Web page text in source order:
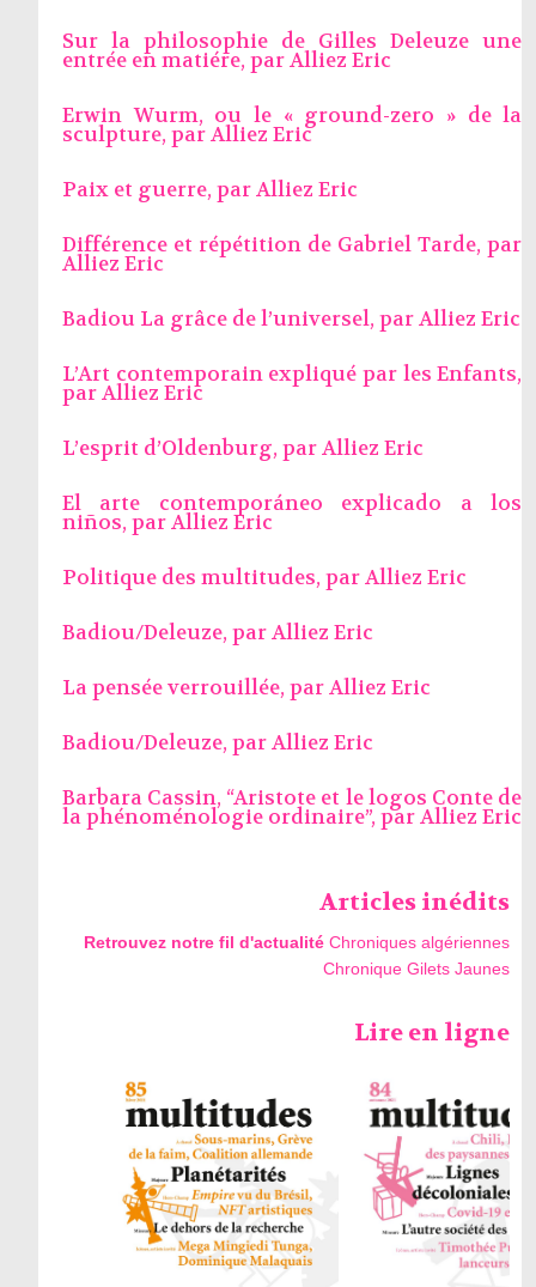
Sur la philosophie de Gilles Deleuze une
entrée en matiére, parAlliez Eric
Erwin Wurm, ou le « ground-zero » de la
sculpture, parAlliez Eric
Paix et guerre, parAlliez Eric
Différence et répétition de Gabriel Tarde, par
Alliez Eric
Badiou La grâce de l’universel, parAlliez Eric
L’Art contemporain expliqué par les Enfants,
parAlliez Eric
L’esprit d’Oldenburg, parAlliez Eric
El arte contemporáneo explicado a los
niños, parAlliez Eric
Politique des multitudes, parAlliez Eric
Badiou/Deleuze, parAlliez Eric
La pensée verrouillée, parAlliez Eric
Badiou/Deleuze, parAlliez Eric
Barbara Cassin, “Aristote et le logos Conte de
la phénoménologie ordinaire”, parAlliez Eric
Articles inédits
Retrouvez notre fil d'actualité Chroniques algériennes
Chronique Gilets Jaunes
Lire en ligne